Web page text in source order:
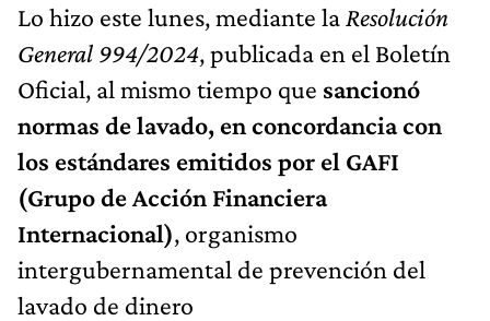
Lo hizo este lunes, mediante la Resolución
General 994/2024, publicada en el Boletín
Oficial, al mismo tiempo que sancionó
normas de lavado, en concordancia con
los estándares emitidos por el GAFI
(Grupo de Acción Financiera
Internacional), organismo
intergubernamental de prevención del
lavado de dinero